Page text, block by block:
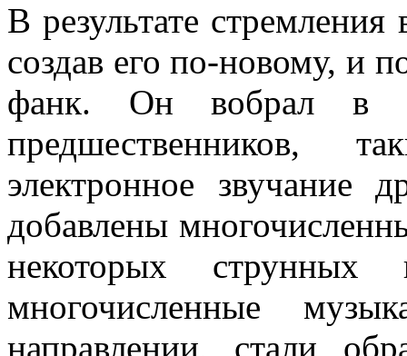
В результате стремления
создав его по-новому, и
фанк. Он вобрал в
предшественников,
электронное
добавлены
некоторых струнных
многочисленные
направлении, стали